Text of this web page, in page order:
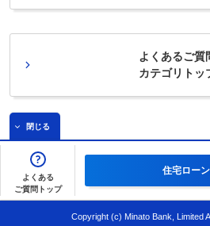
よくあるご質
カテゴリトッ
閉じる
よくある
ご質問トップ
住宅ロー
Copyright (c) Minato Bank, Limited